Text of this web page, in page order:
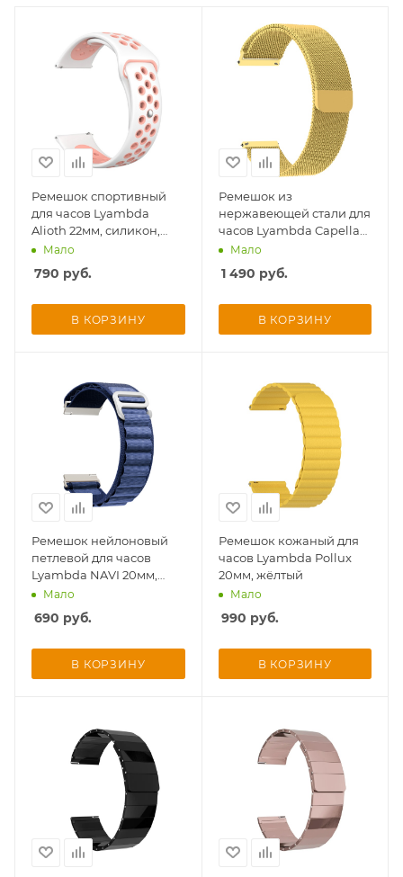
Ремешок спортивный
для часов Lyambda
Alioth 22мм, силикон,
белый/розовый
Мало
790 руб.
В КОРЗИНУ
Ремешок из
нержавеющей стали для
часов Lyambda Capella
22мм, золотой
Мало
1 490 руб.
В КОРЗИНУ
Ремешок нейлоновый
петлевой для часов
Lyambda NAVI 20мм,
синий
Мало
690 руб.
В КОРЗИНУ
Ремешок кожаный для
часов Lyambda Pollux
20мм, жёлтый
Мало
990 руб.
В КОРЗИНУ
Добавляйте товары
в корзину
Оплачивайте сегодня только
% картой любого банка
Получайте товар
выбранный способом
Оставшиеся
25%каждые 2 недели
Подробнее
об оплате Плайтом
раз в 2
недели
Остались вопросы?
8 800 302-02-51
plait.ru